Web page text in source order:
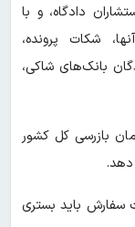
دادگاه، و با
شکات پرونده،
بانک‌های شاکی،
بازرسی کل کشور
دهد.
سفارش باید بستری